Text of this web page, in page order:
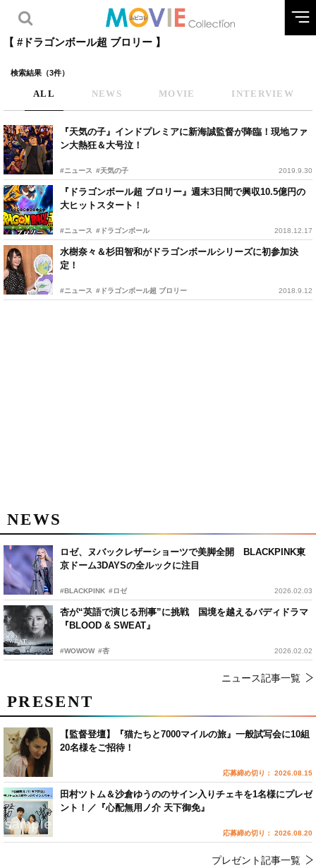
【 #ドラゴンボール超 ブロリー 】
検索結果（3件）
ALL NEWS MOVIE INTERVIEW
『天気の子』インドプレミアに新海誠監督が降臨！現地ファ
ン大熱狂＆大号泣！
#ニュース #天気の子 2019.9.30
『ドラゴンボール超 ブロリー』週末3日間で興収10.5億円の
大ヒットスタート！
#ニュース #ドラゴンボール 2018.12.17
水樹奈々＆杉田智和がドラゴンボールシリーズに初参加決
定！
#ニュース #ドラゴンボール超 ブロリー 2018.9.12
NEWS
ロゼ、ヌバックレザーショーツで美脚全開 BLACKPINK東
京ドーム3DAYSの全ルックに注目
#BLACKPINK #ロゼ 2026.02.03
杏が“英語で演じる刑事”に挑戦 国境を越えるバディドラマ
『BLOOD & SWEAT』
#WOWOW #杏 2026.02.02
ニュース記事一覧
PRESENT
【監督登壇】『猫たちと7000マイルの旅』一般試写会に10組
20名様をご招待！
応募締め切り： 2026.08.15
田村ツトム＆沙倉ゆうののサイン入りチェキを1名様にプレゼ
ント！／『心配無用ノ介 天下御免』
応募締め切り： 2026.08.20
プレゼント記事一覧